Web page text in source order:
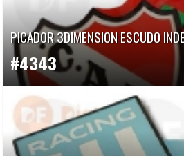
PICADOR 3DIMENSION ESCUDO
#4343